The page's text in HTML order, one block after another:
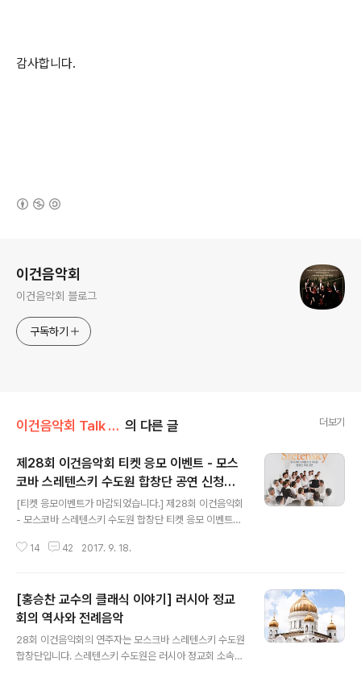
감사합니다.
이건음악회
이건음악회 블로그
구독하기
이건음악회 Talk Talk/음악회 톡톡 의 다른 글 더보기
제28회 이건음악회 티켓 응모 이벤트 - 모스
코바 스레텐스키 수도원 합창단 공연 신청하
세요!
[티켓 응모이벤트가 마감되었습니다.] 제28회 이건음악회
- 모스코바 스레텐스키 수도원 합창단 티켓 응모 이벤트를
니다. [신청시 주의사항] 1. 주소와 핸드폰 번호는 꼭 티켓
감동 응모 사연은 이건음악회 블로그를 통해 공개 예정입
니다. 4. 이벤트 응모 기간은 2017년 9월 18일부터 10월
08일 까지 입니다. 5. 중복 신청 시, 당첨이 제한 될 수 있
습니다. 6. 발표 : 10/16(월) 예정 - 당첨자 개별 문자 발송
14 42 2017. 9. 18.
[홍승찬 교수의 클래식 이야기] 러시아 정교
회의 역사와 전례음악
28회 이건음악회의 연주자는 모스크바 스레텐스키 수도원
합창단입니다. 스레텐스키 수도원은 러시아 정교회 소속이